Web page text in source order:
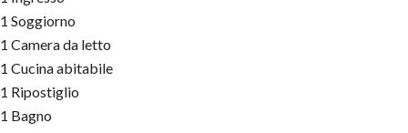
1 Soggiorno
1 Camera da letto
1 Cucina abitabile
1 Ripostiglio
1 Bagno